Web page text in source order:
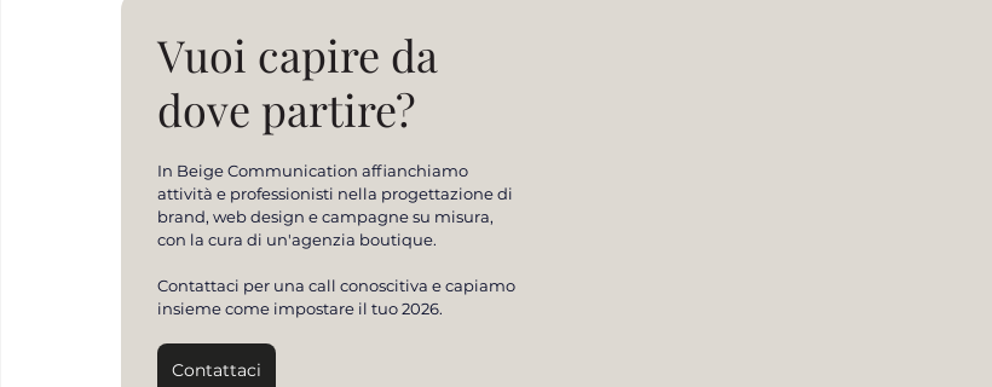
Vuoi capire da
dove partire?
In Beige Communication affianchiamo
attività e professionisti nella progettazione di
brand, web design e campagne su misura,
con la cura di un'agenzia boutique.
Contattaci per una call conoscitiva e capiamo
insieme come impostare il tuo 2026.
Contattaci